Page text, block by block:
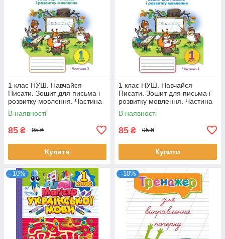
1 клас НУШ. Навчайся
Писати. Зошит для письма і
розвитку мовлення. Частина
2. (Пономарьова К.І.), Оріон
В наявності
85 ₴ 95 ₴
Купити
1 клас НУШ. Навчайся
Писати. Зошит для письма і
розвитку мовлення. Частина
1. (Пономарьова К.І.), Оріон
В наявності
85 ₴ 95 ₴
Купити
–10% –10%